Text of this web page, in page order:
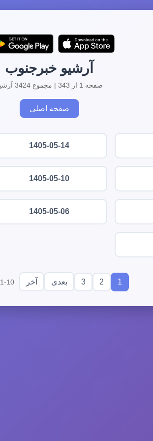
آرشیو خبرجنوب
صفحه 1 از 343 | مجموع 3424 آرشیو
صفحه اصلی
1405-05-14
1405-05-10
1405-05-06
1
2
3 بعدی آخر 1-10 از 3424